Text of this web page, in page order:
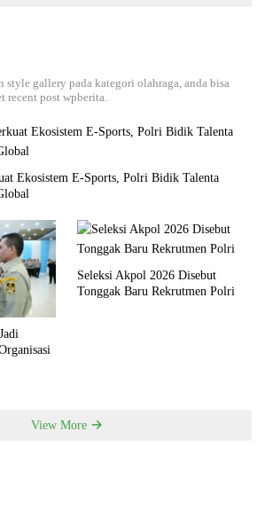
style gallery pada kategori olahraga, anda bisa
recent post wpberita.
Ekosistem E-Sports, Polri Bidik Talenta
Seleksi Akpol 2026 Disebut
Tonggak Baru Rekrutmen Polri
View More